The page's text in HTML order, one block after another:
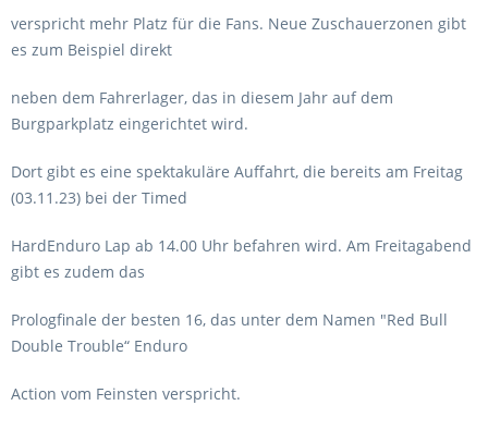
verspricht mehr Platz für die Fans. Neue Zuschauerzonen gibt
es zum Beispiel direkt
neben dem Fahrerlager, das in diesem Jahr auf dem
Burgparkplatz eingerichtet wird.
Dort gibt es eine spektakuläre Auffahrt, die bereits am Freitag
(03.11.23) bei der Timed
HardEnduro Lap ab 14.00 Uhr befahren wird. Am Freitagabend
gibt es zudem das
Prologfinale der besten 16, das unter dem Namen "Red Bull
Double Trouble“ Enduro
Action vom Feinsten verspricht.